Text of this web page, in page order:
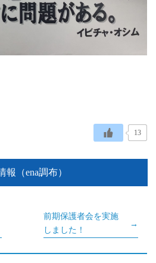
13
報（ena調布）
前期保護者会を実施
しました！